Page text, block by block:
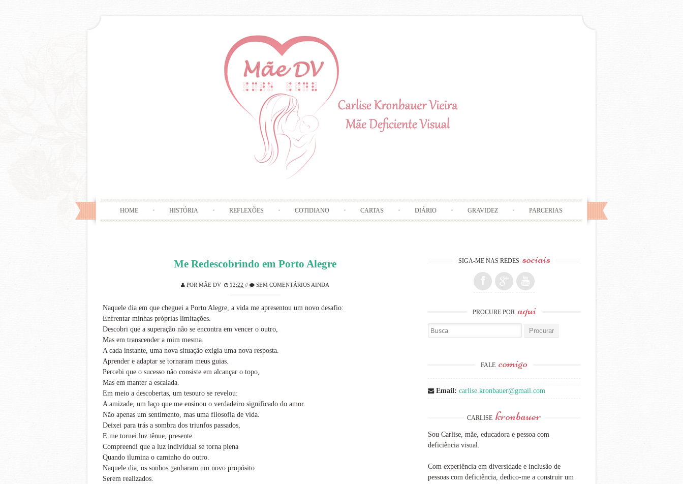
HOME HISTÓRIA REFLEXÕES COTIDIANO CARTAS DIÁRIO GRAVIDEZ PARCERIAS
Me Redescobrindo em Porto Alegre
POR MÃE DV 12:22 // SEM COMENTÁRIOS AINDA
Naquele dia em que cheguei a Porto Alegre, a vida me apresentou um novo desafio:
Enfrentar minhas próprias limitações.
Descobri que a superação não se encontra em vencer o outro,
Mas em transcender a mim mesma.
A cada instante, uma nova situação exigia uma nova resposta.
Aprender e adaptar se tornaram meus guias.
Percebi que o sucesso não consiste em alcançar o topo,
Mas em manter a escalada.
Em meio a descobertas, um tesouro se revelou:
A amizade, um laço que me ensinou o verdadeiro significado do amor.
Não apenas um sentimento, mas uma filosofia de vida.
Deixei para trás a sombra dos triunfos passados,
E me tornei luz tênue, presente.
Compreendi que a luz individual se torna plena
Quando ilumina o caminho do outro.
Naquele dia, os sonhos ganharam um novo propósito:
Serem realizados.
SIGA-ME NAS REDES sociais
PROCURE POR aqui
Busca por:
FALE comigo
Email: carlise.kronbauer@gmail.com
CARLISE kronbauer
Sou Carlise, mãe, educadora e pessoa com
deficiência visual.
Com experiência em diversidade e inclusão de
pessoas com deficiência, dedico-me a construir um